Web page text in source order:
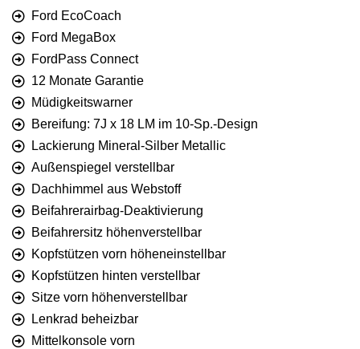
Ford EcoCoach
Ford MegaBox
FordPass Connect
12 Monate Garantie
Müdigkeitswarner
Bereifung: 7J x 18 LM im 10-Sp.-Design
Lackierung Mineral-Silber Metallic
Außenspiegel verstellbar
Dachhimmel aus Webstoff
Beifahrerairbag-Deaktivierung
Beifahrersitz höhenverstellbar
Kopfstützen vorn höheneinstellbar
Kopfstützen hinten verstellbar
Sitze vorn höhenverstellbar
Lenkrad beheizbar
Mittelkonsole vorn